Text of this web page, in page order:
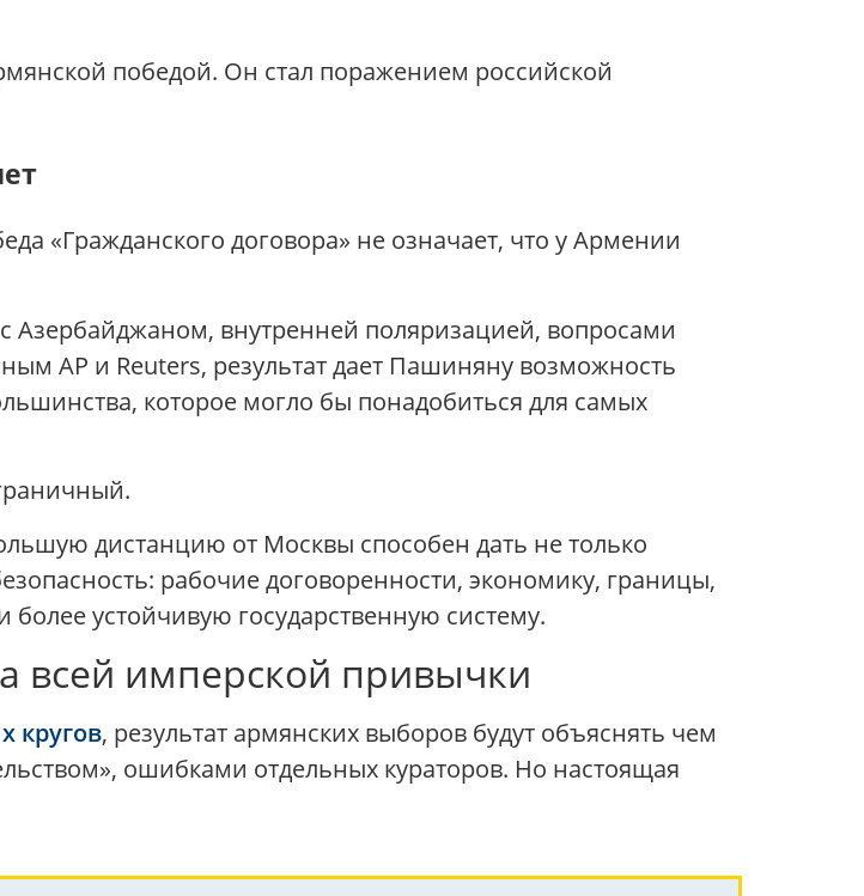
победой. Он стал поражением российской
«Гражданского договора» не означает, что у Армении
внутренней поляризацией, вопросами
AP и Reuters, результат дает Пашиняну возможность
которое могло бы понадобиться для самых
дистанцию от Москвы способен дать не только
рабочие договоренности, экономику, границы,
устойчивую государственную систему.
всей имперской привычки
кругов, результат армянских выборов будут объяснять чем
ошибками отдельных кураторов. Но настоящая